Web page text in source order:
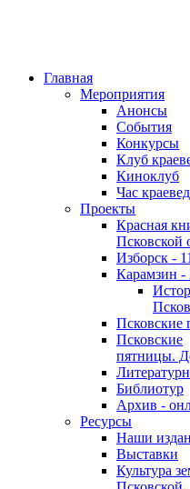
Главная
Мероприятия
Анонсы
События
Конкурсы
Клуб
Киноклуб
Час
Проекты
Красная
Псковской
Изборск -
Карамзин -
Псковские
Псковские
пятницы.
Библиотур
Архив -
Ресурсы
Наши
Выставки
Культура